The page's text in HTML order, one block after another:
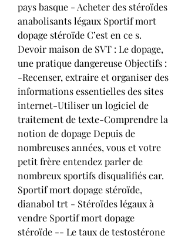
pays basque - Acheter des stéroïdes
anabolisants légaux Sportif mort
dopage stéroïde C’est en ce s.
Devoir maison de SVT : Le dopage,
une pratique dangereuse Objectifs :
-Recenser, extraire et organiser des
informations essentielles des sites
internet-Utiliser un logiciel de
traitement de texte-Comprendre la
notion de dopage Depuis de
nombreuses années, vous et votre
petit frère entendez parler de
nombreux sportifs disqualifiés car.
Sportif mort dopage stéroïde,
dianabol trt - Stéroïdes légaux à
vendre Sportif mort dopage
stéroïde -- Le taux de testostérone